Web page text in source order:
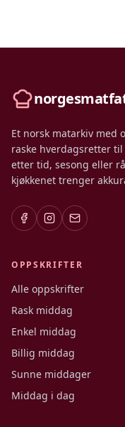
Et norsk matarkiv med
raske hverdagsretter
etter tid, sesong eller
kjøkkenet trenger
OPPSKRIFTER
Alle oppskrifter
Rask middag
Enkel middag
Billig middag
Sunne middager
Middag i dag